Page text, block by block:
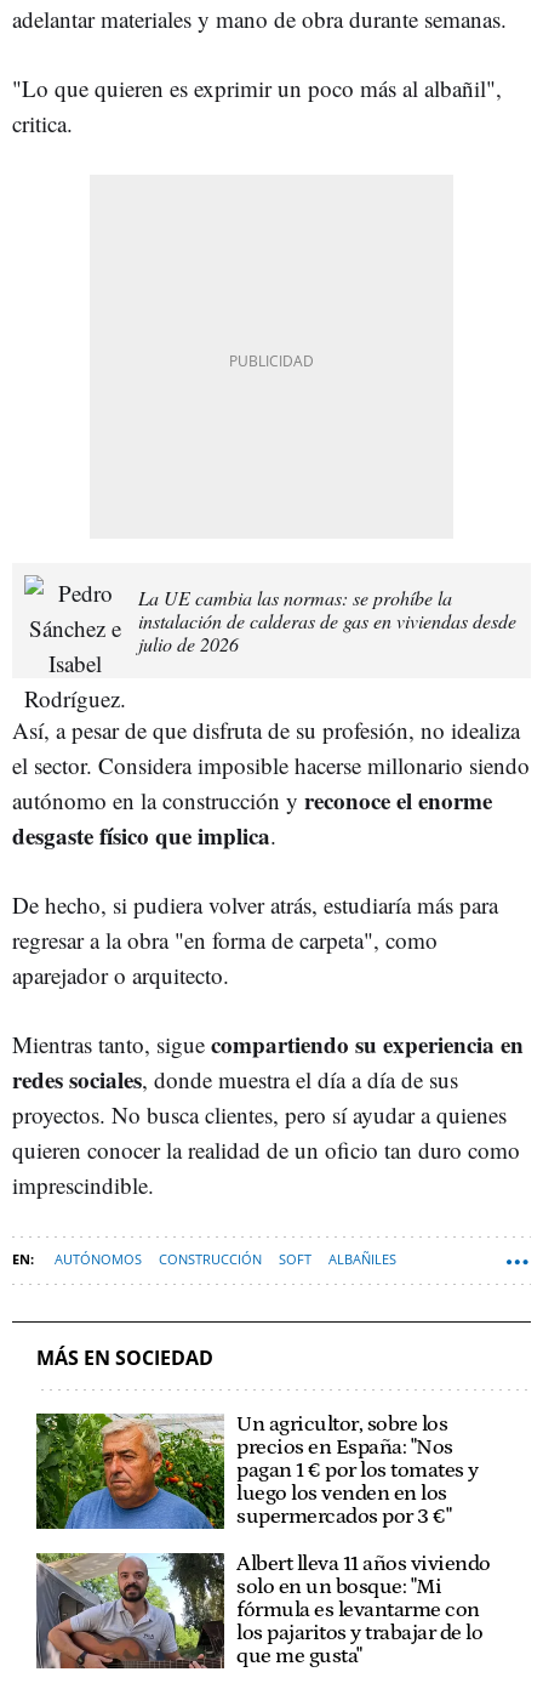
adelantar materiales y mano de obra durante semanas.
"Lo que quieren es exprimir un poco más al albañil",
critica.
La UE cambia las normas: se prohíbe la
instalación de calderas de gas en viviendas desde
julio de 2026
Así, a pesar de que disfruta de su profesión, no idealiza
el sector. Considera imposible hacerse millonario siendo
autónomo en la construcción y reconoce el enorme
desgaste físico que implica.
De hecho, si pudiera volver atrás, estudiaría más para
regresar a la obra "en forma de carpeta", como
aparejador o arquitecto.
Mientras tanto, sigue compartiendo su experiencia en
redes sociales, donde muestra el día a día de sus
proyectos. No busca clientes, pero sí ayudar a quienes
quieren conocer la realidad de un oficio tan duro como
imprescindible.
AUTÓNOMOS CONSTRUCCIÓN SOFT ALBAÑILES
MÁS EN SOCIEDAD
Un agricultor, sobre los
precios en España: "Nos
pagan 1 € por los tomates y
luego los venden en los
supermercados por 3 €"
Albert lleva 11 años viviendo
solo en un bosque: "Mi
fórmula es levantarme con
los pajaritos y trabajar de lo
que me gusta"